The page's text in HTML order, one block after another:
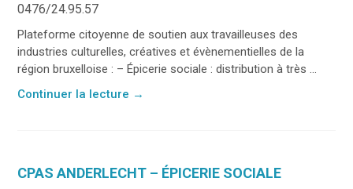
0476/24.95.57
Plateforme citoyenne de soutien aux travailleuses des
industries culturelles, créatives et évènementielles de la
région bruxelloise : – Épicerie sociale : distribution à très ...
Continuer la lecture →
CPAS ANDERLECHT – ÉPICERIE SOCIALE